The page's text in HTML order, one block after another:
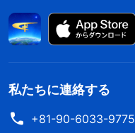
私たちに連絡する
+81-90-6033-9775